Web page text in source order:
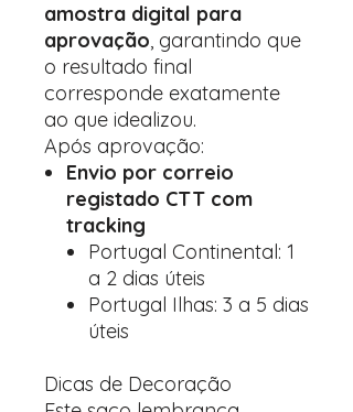
amostra digital para
aprovação, garantindo que
o resultado final
corresponde exatamente
ao que idealizou.
Após aprovação:
Envio por correio
registado CTT com
tracking
Portugal Continental: 1
a 2 dias úteis
Portugal Ilhas: 3 a 5 dias
úteis
Dicas de Decoração